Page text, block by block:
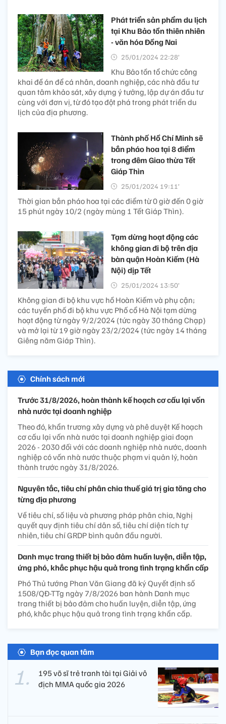
Phát triển sản phẩm du lịch
tại Khu Bảo tồn thiên nhiên
- văn hóa Đồng Nai
25/01/2024 22:28’
Khu Bảo tồn tổ chức công
khai đề án để cá nhân, doanh nghiệp, các nhà đầu tư
quan tâm khảo sát, xây dựng ý tưởng, lập dự án đầu tư
cùng với đơn vị, từ đó tạo đột phá trong phát triển du
lịch của địa phương.
Thành phố Hồ Chí Minh sẽ
bắn pháo hoa tại 8 điểm
trong đêm Giao thừa Tết
Giáp Thìn
25/01/2024 19:11’
Thời gian bắn pháo hoa tại các điểm từ 0 giờ đến 0 giờ
15 phút ngày 10/2 (ngày mùng 1 Tết Giáp Thìn).
Tạm dừng hoạt động các
không gian đi bộ trên địa
bàn quận Hoàn Kiếm (Hà
Nội) dịp Tết
25/01/2024 13:50’
Không gian đi bộ khu vực hồ Hoàn Kiếm và phụ cận;
các tuyến phố đi bộ khu vực Phố cổ Hà Nội tạm dừng
hoạt động từ ngày 9/2/2024 (tức ngày 30 tháng Chạp)
và mở lại từ 19 giờ ngày 23/2/2024 (tức ngày 14 tháng
Giêng năm Giáp Thìn).
Chính sách mới
Trước 31/8/2026, hoàn thành kế hoạch cơ cấu lại vốn
nhà nước tại doanh nghiệp
Theo đó, khẩn trương xây dựng và phê duyệt Kế hoạch
cơ cấu lại vốn nhà nước tại doanh nghiệp giai đoạn
2026 - 2030 đối với các doanh nghiệp nhà nước, doanh
nghiệp có vốn nhà nước thuộc phạm vi quản lý, hoàn
thành trước ngày 31/8/2026.
Nguyên tắc, tiêu chí phân chia thuế giá trị gia tăng cho
từng địa phương
Về tiêu chí, số liệu và phương pháp phân chia, Nghị
quyết quy định tiêu chí dân số, tiêu chí diện tích tự
nhiên, tiêu chí GRDP bình quân đầu người.
Danh mục trang thiết bị bảo đảm huấn luyện, diễn tập,
ứng phó, khắc phục hậu quả trong tình trạng khẩn cấp
Phó Thủ tướng Phan Văn Giang đã ký Quyết định số
1508/QĐ-TTg ngày 7/8/2026 ban hành Danh mục
trang thiết bị bảo đảm cho huấn luyện, diễn tập, ứng
phó, khắc phục hậu quả trong tình trạng khẩn cấp.
Bạn đọc quan tâm
195 võ sĩ trẻ tranh tài tại Giải vô
địch MMA quốc gia 2026